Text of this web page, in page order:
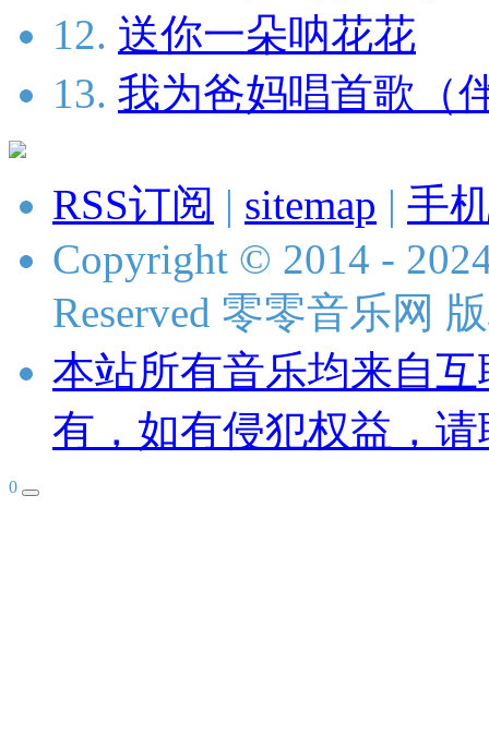
12. 送你一朵呐花花
13. 我为爸妈唱首歌（
RSS订阅 | sitemap | 手
Copyright © 2014 -
Reserved 零零音乐网
本站所有音乐均来自
有，如有侵犯权益，
0